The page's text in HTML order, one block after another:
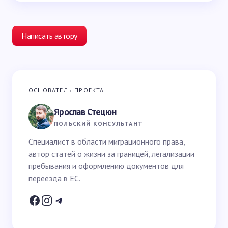
Написать автору
Ваш адрес email не будет опубликован.
Ваш вопрос *
Ваше имя *
Email *
ОСНОВАТЕЛЬ ПРОЕКТА
Ярослав Стецюн
ПОЛЬСКИЙ КОНСУЛЬТАНТ
Специалист в области миграционного права,
автор статей о жизни за границей, легализации
пребывания и оформлению документов для
переезда в ЕС.